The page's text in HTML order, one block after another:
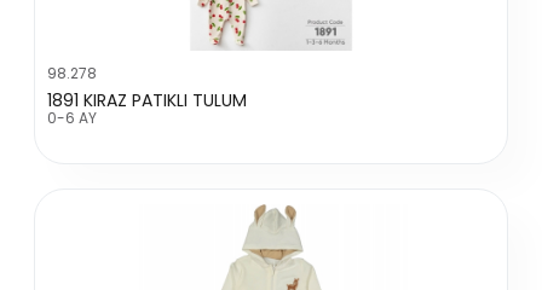
98.278
1891 KIRAZ PATIKLI TULUM
0-6 AY